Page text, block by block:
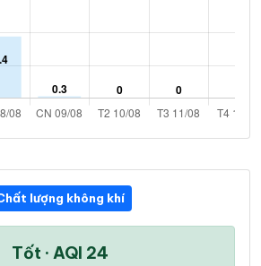
lượng không khí
Tốt · AQI 24